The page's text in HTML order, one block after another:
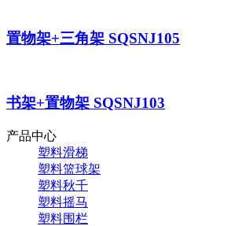
置物架+三角架 SQSNJ105
书架+置物架 SQSNJ103
产品中心
塑料滑梯
塑料篮球架
塑料秋千
塑料摇马
塑料围栏